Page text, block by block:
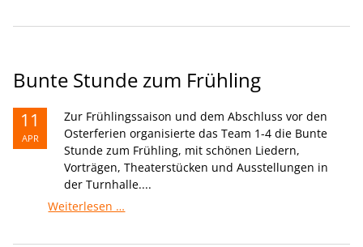
Bunte Stunde zum Frühling
11
APR
Zur Frühlingssaison und dem Abschluss vor den
Osterferien organisierte das Team 1-4 die Bunte
Stunde zum Frühling, mit schönen Liedern,
Vorträgen, Theaterstücken und Ausstellungen in
der Turnhalle....
Weiterlesen …